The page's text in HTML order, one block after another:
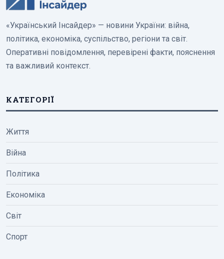
«Український Інсайдер» — новини України: війна,
політика, економіка, суспільство, регіони та світ.
Оперативні повідомлення, перевірені факти, пояснення
та важливий контекст.
КАТЕГОРІЇ
Життя
Війна
Політика
Економіка
Світ
Спорт